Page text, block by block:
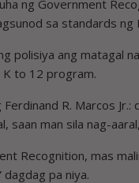
ng Government
sa standards
polisiya ang matagal
to 12 program.
Ferdinand R. Marcos
saan man sila nag-
Recognition, mas
pa niya.